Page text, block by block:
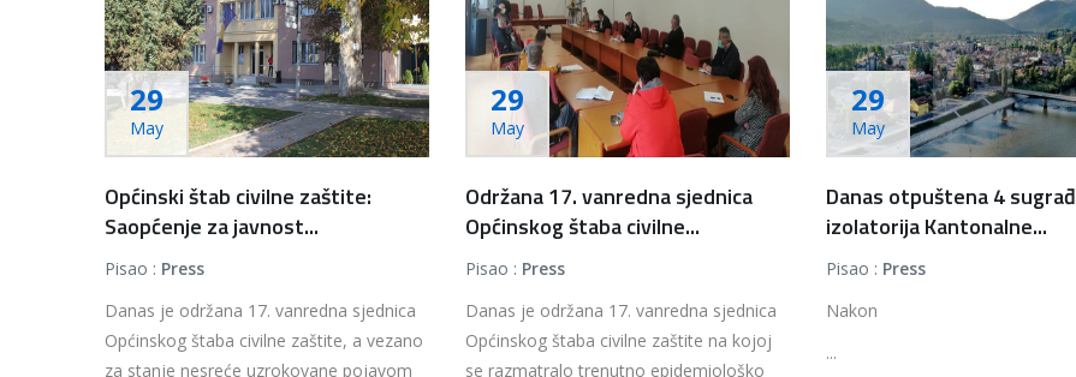
29
May
Općinski štab civilne zaštite:
Saopćenje za javnost...
Pisao : Press
Danas je održana 17. vanredna sjednica
Općinskog štaba civilne zaštite, a vezano
za stanje nesreće uzrokovane pojavom
29
May
Održana 17. vanredna sjednica
Općinskog štaba civilne...
Pisao : Press
Danas je održana 17. vanredna sjednica
Općinskog štaba civilne zaštite na kojoj
se razmatralo trenutno epidemiološko
29
May
Danas otpuštena 4
izolatorija Kantonalne...
Pisao : Press
Nakon
...